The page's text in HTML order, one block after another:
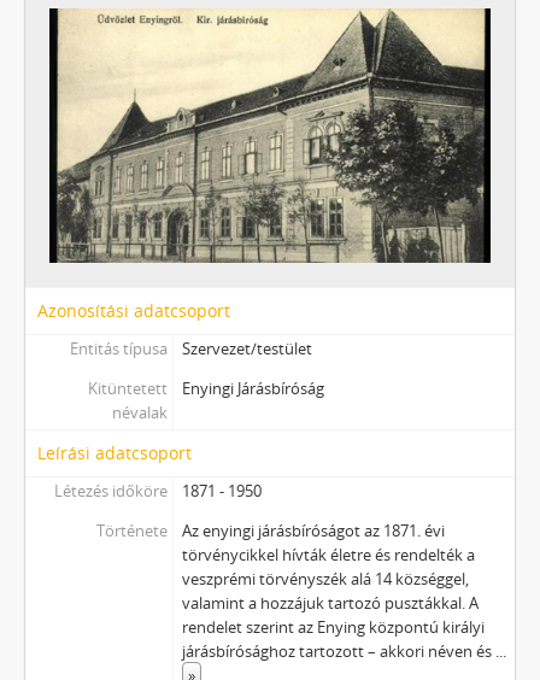
Azonosítási adatcsoport
Entitás típusa
Szervezet/testület
Kitüntetett
névalak
Enyingi Járásbíróság
Leírási adatcsoport
Létezés időköre
1871 - 1950
Története
Az enyingi járásbíróságot az 1871. évi
törvénycikkel hívták életre és rendelték a
veszprémi törvényszék alá 14 községgel,
valamint a hozzájuk tartozó pusztákkal. A
rendelet szerint az Enying központú királyi
járásbírósághoz tartozott – akkori néven és ...
»